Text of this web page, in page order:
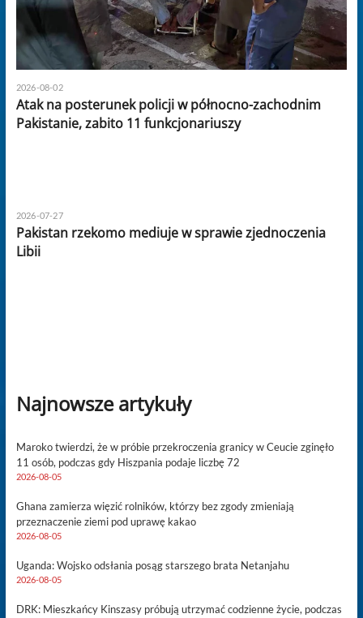
2026-08-02
Atak na posterunek policji w północno-zachodnim
Pakistanie, zabito 11 funkcjonariuszy
2026-07-27
Pakistan rzekomo mediuje w sprawie zjednoczenia
Libii
Najnowsze artykuły
Maroko twierdzi, że w próbie przekroczenia granicy w Ceucie zginęło
11 osób, podczas gdy Hiszpania podaje liczbę 72
2026-08-05
Ghana zamierza więzić rolników, którzy bez zgody zmieniają
przeznaczenie ziemi pod uprawę kakao
2026-08-05
Uganda: Wojsko odsłania posąg starszego brata Netanjahu
2026-08-05
DRK: Mieszkańcy Kinszasy próbują utrzymać codzienne życie, podczas